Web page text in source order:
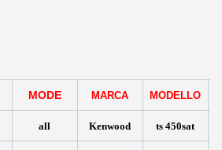
MODE MARCA MODELLO
all Kenwood ts 450sat